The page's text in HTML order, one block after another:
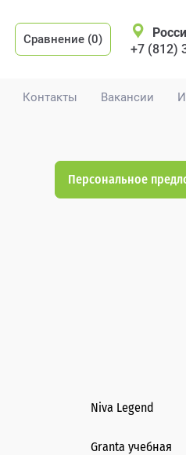
Контакты Вакансии
Сравнение (0)
+7 (812)
Персональное
Niva Legend
Granta учебная